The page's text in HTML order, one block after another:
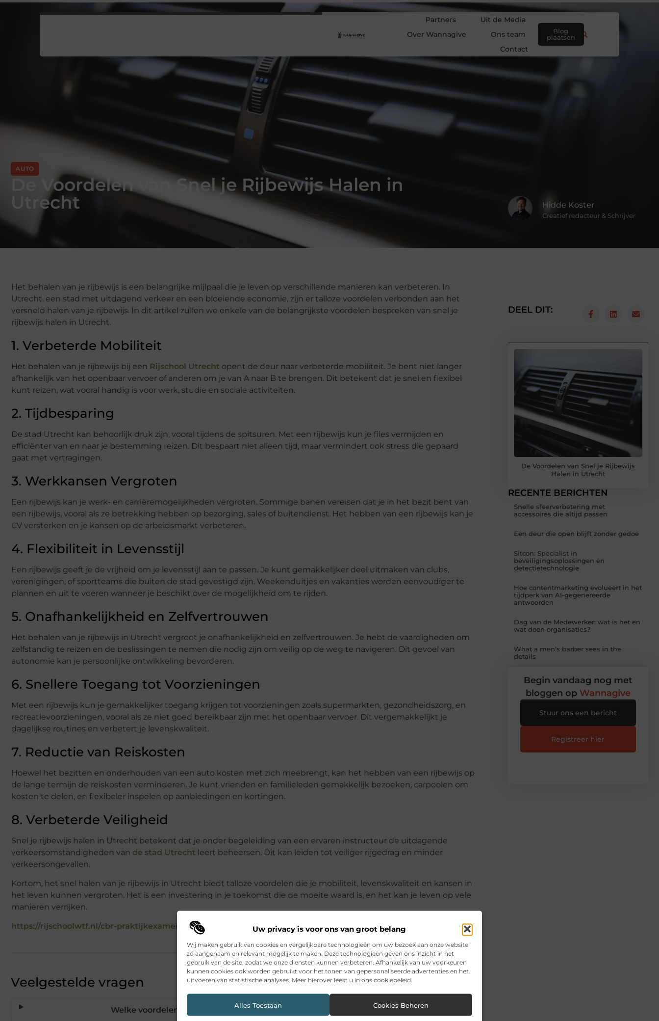
Uw privacy is voor ons van groot belang
Wij maken gebruik van cookies en vergelijkbare technologieën om uw bezoek aan onze website
zo aangenaam en relevant mogelijk te maken. Deze technologieën geven ons inzicht in het
gebruik van de site, zodat we onze diensten kunnen verbeteren. Afhankelijk van uw voorkeuren
kunnen cookies ook worden gebruikt voor het tonen van gepersonaliseerde advertenties en het
uitvoeren van statistische analyses. Meer hierover leest u in ons cookiebeleid.
Alles Toestaan Cookies Beheren
Partners
Uit de Media
Over Wannagive
Ons team
Contact
Blog
plaatsen
AUTO
De Voordelen van Snel je Rijbewijs Halen in
Utrecht
Hidde Koster
Creatief redacteur & Schrijver
Het behalen van je rijbewijs is een belangrijke mijlpaal die je leven op verschillende manieren kan verbeteren. In
Utrecht, een stad met uitdagend verkeer en een bloeiende economie, zijn er talloze voordelen verbonden aan het
versneld halen van je rijbewijs. In dit artikel zullen we enkele van de belangrijkste voordelen bespreken van snel je
rijbewijs halen in Utrecht.
1. Verbeterde Mobiliteit
Het behalen van je rijbewijs bij een Rijschool Utrecht opent de deur naar verbeterde mobiliteit. Je bent niet langer
afhankelijk van het openbaar vervoer of anderen om je van A naar B te brengen. Dit betekent dat je snel en flexibel
kunt reizen, wat vooral handig is voor werk, studie en sociale activiteiten.
2. Tijdbesparing
De stad Utrecht kan behoorlijk druk zijn, vooral tijdens de spitsuren. Met een rijbewijs kun je files vermijden en
efficiënter van en naar je bestemming reizen. Dit bespaart niet alleen tijd, maar vermindert ook stress die gepaard
gaat met vertragingen.
3. Werkkansen Vergroten
Een rijbewijs kan je werk- en carrièremogelijkheden vergroten. Sommige banen vereisen dat je in het bezit bent van
een rijbewijs, vooral als ze betrekking hebben op bezorging, sales of buitendienst. Het hebben van een rijbewijs kan je
CV versterken en je kansen op de arbeidsmarkt verbeteren.
4. Flexibiliteit in Levensstijl
Een rijbewijs geeft je de vrijheid om je levensstijl aan te passen. Je kunt gemakkelijker deel uitmaken van clubs,
verenigingen, of sportteams die buiten de stad gevestigd zijn. Weekenduitjes en vakanties worden eenvoudiger te
plannen en uit te voeren wanneer je beschikt over de mogelijkheid om te rijden.
5. Onafhankelijkheid en Zelfvertrouwen
Het behalen van je rijbewijs in Utrecht vergroot je onafhankelijkheid en zelfvertrouwen. Je hebt de vaardigheden om
zelfstandig te reizen en de beslissingen te nemen die nodig zijn om veilig op de weg te navigeren. Dit gevoel van
autonomie kan je persoonlijke ontwikkeling bevorderen.
6. Snellere Toegang tot Voorzieningen
Met een rijbewijs kun je gemakkelijker toegang krijgen tot voorzieningen zoals supermarkten, gezondheidszorg, en
recreatievoorzieningen, vooral als ze niet goed bereikbaar zijn met het openbaar vervoer. Dit vergemakkelijkt je
dagelijkse routines en verbetert je levenskwaliteit.
7. Reductie van Reiskosten
Hoewel het bezitten en onderhouden van een auto kosten met zich meebrengt, kan het hebben van een rijbewijs op
de lange termijn de reiskosten verminderen. Je kunt vrienden en familieleden gemakkelijk bezoeken, carpoolen om
kosten te delen, en flexibeler inspelen op aanbiedingen en kortingen.
8. Verbeterde Veiligheid
Snel je rijbewijs halen in Utrecht betekent dat je onder begeleiding van een ervaren instructeur de uitdagende
verkeersomstandigheden van de stad Utrecht leert beheersen. Dit kan leiden tot veiliger rijgedrag en minder
verkeersongevallen.
Kortom, het snel halen van je rijbewijs in Utrecht biedt talloze voordelen die je mobiliteit, levenskwaliteit en kansen in
het leven kunnen vergroten. Het is een investering in je toekomst die de moeite waard is, en het kan je leven op vele
manieren verrijken.
https://rijschoolwtf.nl/cbr-praktijkexamen-kosten/
Veelgestelde vragen
Welke voordelen heeft het snel halen van je rijbewijs in Utrecht?
DEEL DIT:
De Voordelen van Snel je Rijbewijs
Halen in Utrecht
RECENTE BERICHTEN
Snelle sfeerverbetering met
accessoires die altijd passen
Een deur die open blijft zonder gedoe
Sitcon: Specialist in
beveiligingsoplossingen en
detectietechnologie
Hoe contentmarketing evolueert in het
tijdperk van AI-gegenereerde
antwoorden
Dag van de Medewerker: wat is het en
wat doen organisaties?
What a men’s barber sees in the
details
Begin vandaag nog met
bloggen op Wannagive
Stuur ons een bericht
Registreer hier